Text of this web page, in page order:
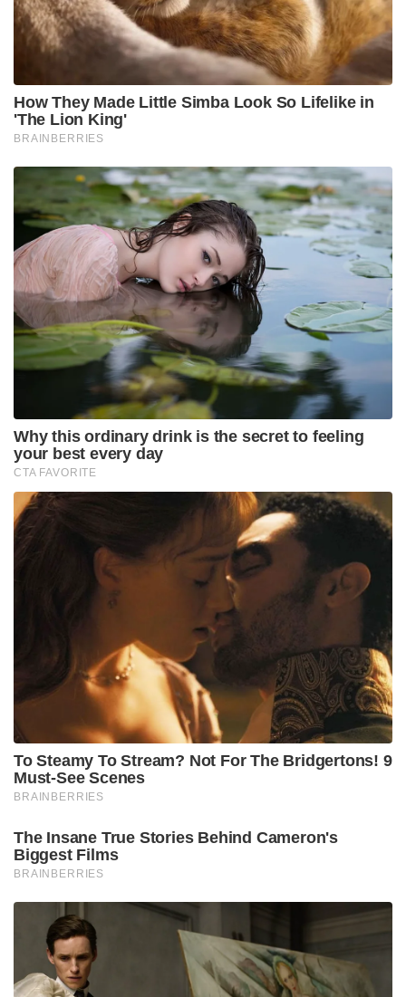
How They Made Little Simba Look So Lifelike in
'The Lion King'
BRAINBERRIES
Why this ordinary drink is the secret to feeling
your best every day
CTA FAVORITE
To Steamy To Stream? Not For The Bridgertons! 9
Must-See Scenes
BRAINBERRIES
The Insane True Stories Behind Cameron's
Biggest Films
BRAINBERRIES